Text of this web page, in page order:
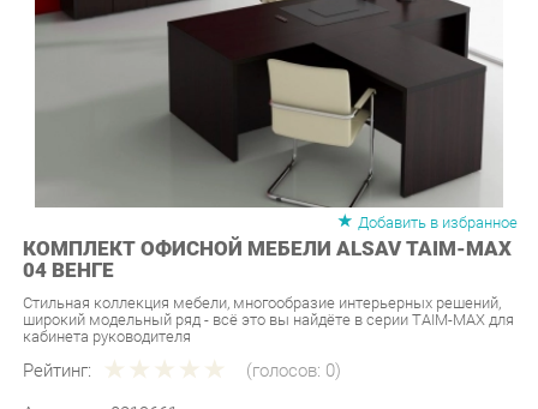
Добавить в избранное
КОМПЛЕКТ ОФИСНОЙ МЕБЕЛИ ALSAV TAIM-MAX
04 ВЕНГЕ
Стильная коллекция мебели, многообразие интерьерных решений,
кабинета руководителя
Рейтинг:
Артикул: u-0219661